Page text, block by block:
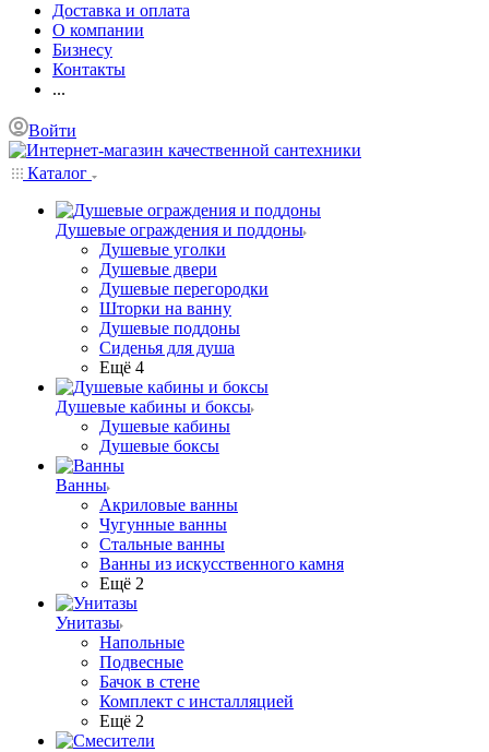
Доставка и оплата
О компании
Бизнесу
Контакты
...
Войти
Каталог
Душевые ограждения и поддоны
Душевые уголки
Душевые двери
Душевые перегородки
Шторки на ванну
Душевые поддоны
Сиденья для душа
Ещё 4
Душевые кабины и боксы
Душевые кабины
Душевые боксы
Ванны
Акриловые ванны
Чугунные ванны
Стальные ванны
Ванны из искусственного камня
Ещё 2
Унитазы
Напольные
Подвесные
Бачок в стене
Комплект с инсталляцией
Ещё 2